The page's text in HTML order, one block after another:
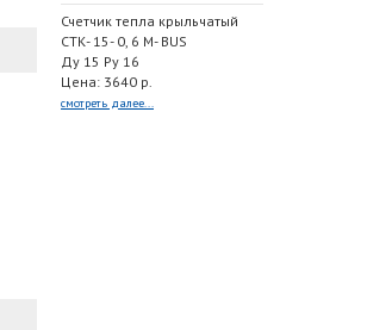
Счетчик тепла крыльчатый
СТК- 15- 0, 6 M- BUS
Ду 15 Ру 16
Цена: 3640 р.
смотреть далее...